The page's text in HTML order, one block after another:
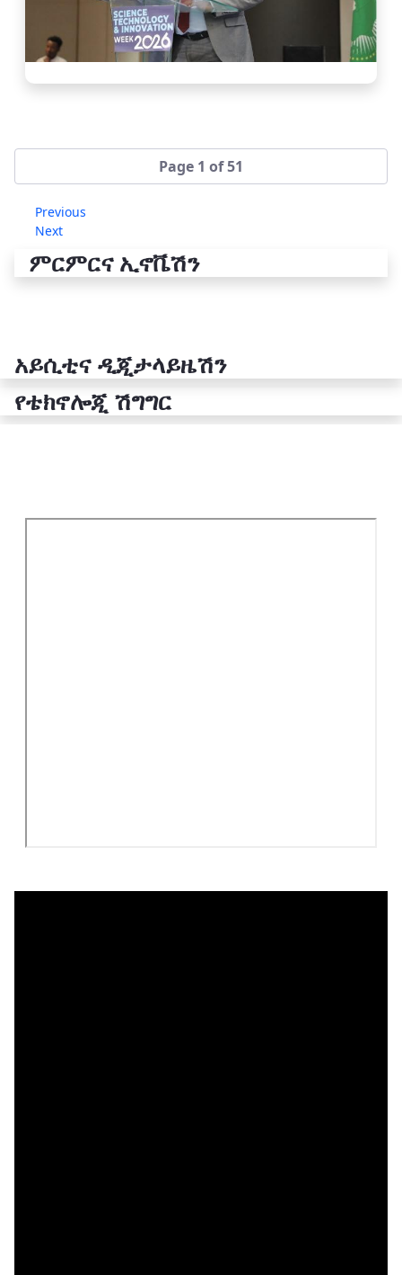
Page 1 of 51
Previous
Next
ምርምርና ኢኖቬሽን
አይሲቲና ዲጂታላይዜሽን
የቴክኖሎጂ ሽግግር